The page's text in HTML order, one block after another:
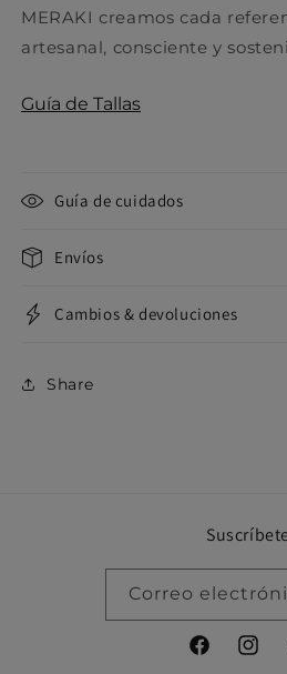
MERAKI creamos cada
artesanal, consciente y
Guía de Tallas
Guía de cuidados
Envíos
Cambios & devoluciones
Share
Correo
Facebook